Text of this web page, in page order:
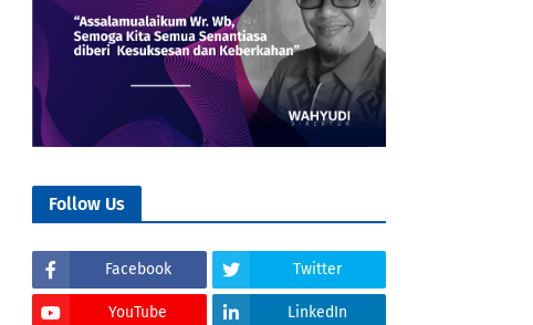
Follow Us
Facebook Twitter
YouTube LinkedIn